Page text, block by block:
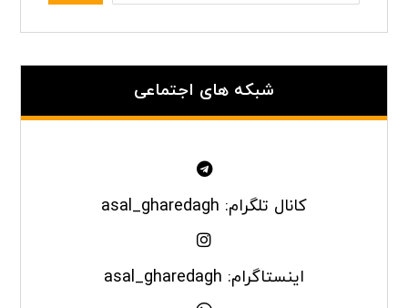
شبکه های اجتماعی
کانال تلگرام: asal_gharedagh
اینستاگرام: asal_gharedagh